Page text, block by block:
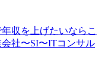
収を上げたいならこ
社〜SI〜ITコンサル